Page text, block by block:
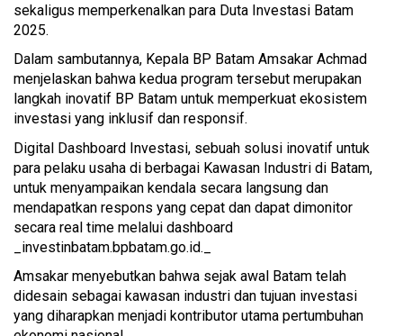
sekaligus memperkenalkan para Duta Investasi Batam
2025.
Dalam sambutannya, Kepala BP Batam Amsakar Achmad
menjelaskan bahwa kedua program tersebut merupakan
langkah inovatif BP Batam untuk memperkuat ekosistem
investasi yang inklusif dan responsif.
Digital Dashboard Investasi, sebuah solusi inovatif untuk
para pelaku usaha di berbagai Kawasan Industri di Batam,
untuk menyampaikan kendala secara langsung dan
mendapatkan respons yang cepat dan dapat dimonitor
secara real time melalui dashboard
_investinbatam.bpbatam.go.id._
Amsakar menyebutkan bahwa sejak awal Batam telah
didesain sebagai kawasan industri dan tujuan investasi
yang diharapkan menjadi kontributor utama pertumbuhan